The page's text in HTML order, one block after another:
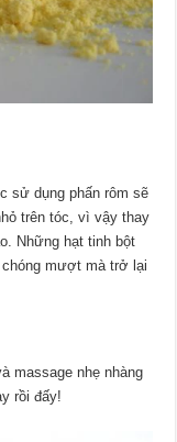
sử dụng phấn rôm sẽ
trên tóc, vì vậy thay
Những hạt tinh bột
chóng mượt mà trở lại
massage nhẹ nhàng
rồi đấy!